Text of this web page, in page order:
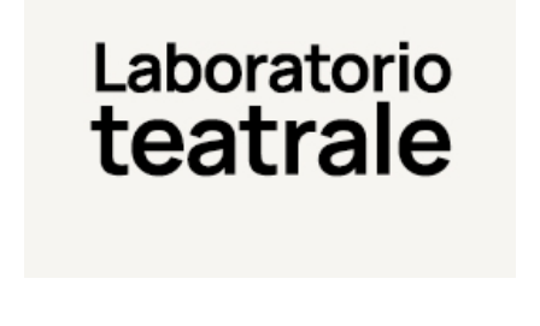
Laboratorio Teatrale
Laboratorio di teatro del Teatro Eduardo de Filippo
Continua